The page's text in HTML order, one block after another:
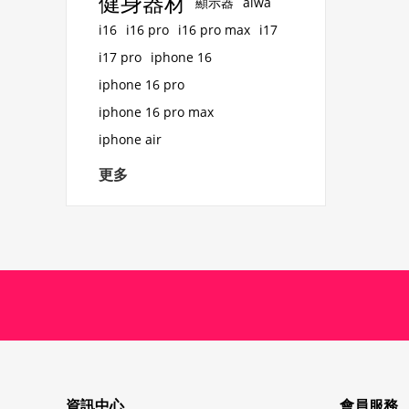
i16 i16 pro i16 pro max i17
i17 pro iphone 16
iphone 16 pro
iphone 16 pro max
iphone air
更多